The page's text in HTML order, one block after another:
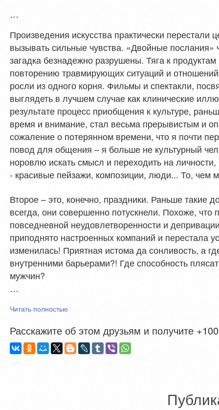
…
Произведения искусства практически
вызывать сильные чувства. «Двойные послания»
загадка безнадежно разрушены. Тяга к
повторению травмирующих ситуаций и
росли из одного корня. Фильмы и спектакли,
выглядеть в лучшем случае как клинические
результате процесс приобщения к культуре,
время и внимание, стал весьма прерывистым и
сожаление о потерянном времени, что я почти
повод для общения – я больше не культурный
норовлю искать смысл и переходить на
- красивые пейзажи, композиции, люди... То, чем
Второе – это, конечно, праздники. Раньше такие
всегда, они совершенно потускнели. Похоже,
повседневной неудовлетворенности и
приподнято настроенных компаний и перестала
изменилась! Приятная истома да сонливость, а
внутренними барьерами?! Где способность
мужчин?
…
Читать полностью
Расскажите об этом друзьям и получите